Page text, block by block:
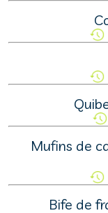
Mufins de
Bife de